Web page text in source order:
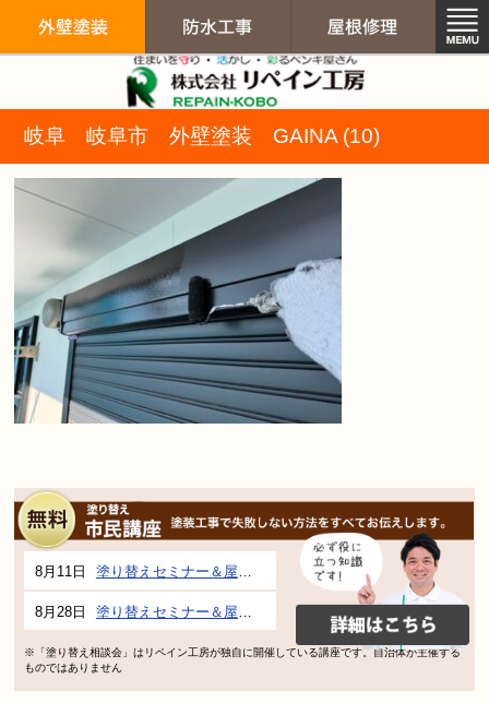
岐阜 岐阜市 外壁塗装 GAINA (10)
8月11日 塗り替えセミナー＆屋根、外壁の塗り替え市民講座 inぎふメディアコスモス
8月28日 塗り替えセミナー＆屋根、外壁の塗り替え市民講座 inぎふメディアコスモス
※「塗り替え相談会」はリペイン工房が独自に開催している講座です。自治体が主催する
ものではありません